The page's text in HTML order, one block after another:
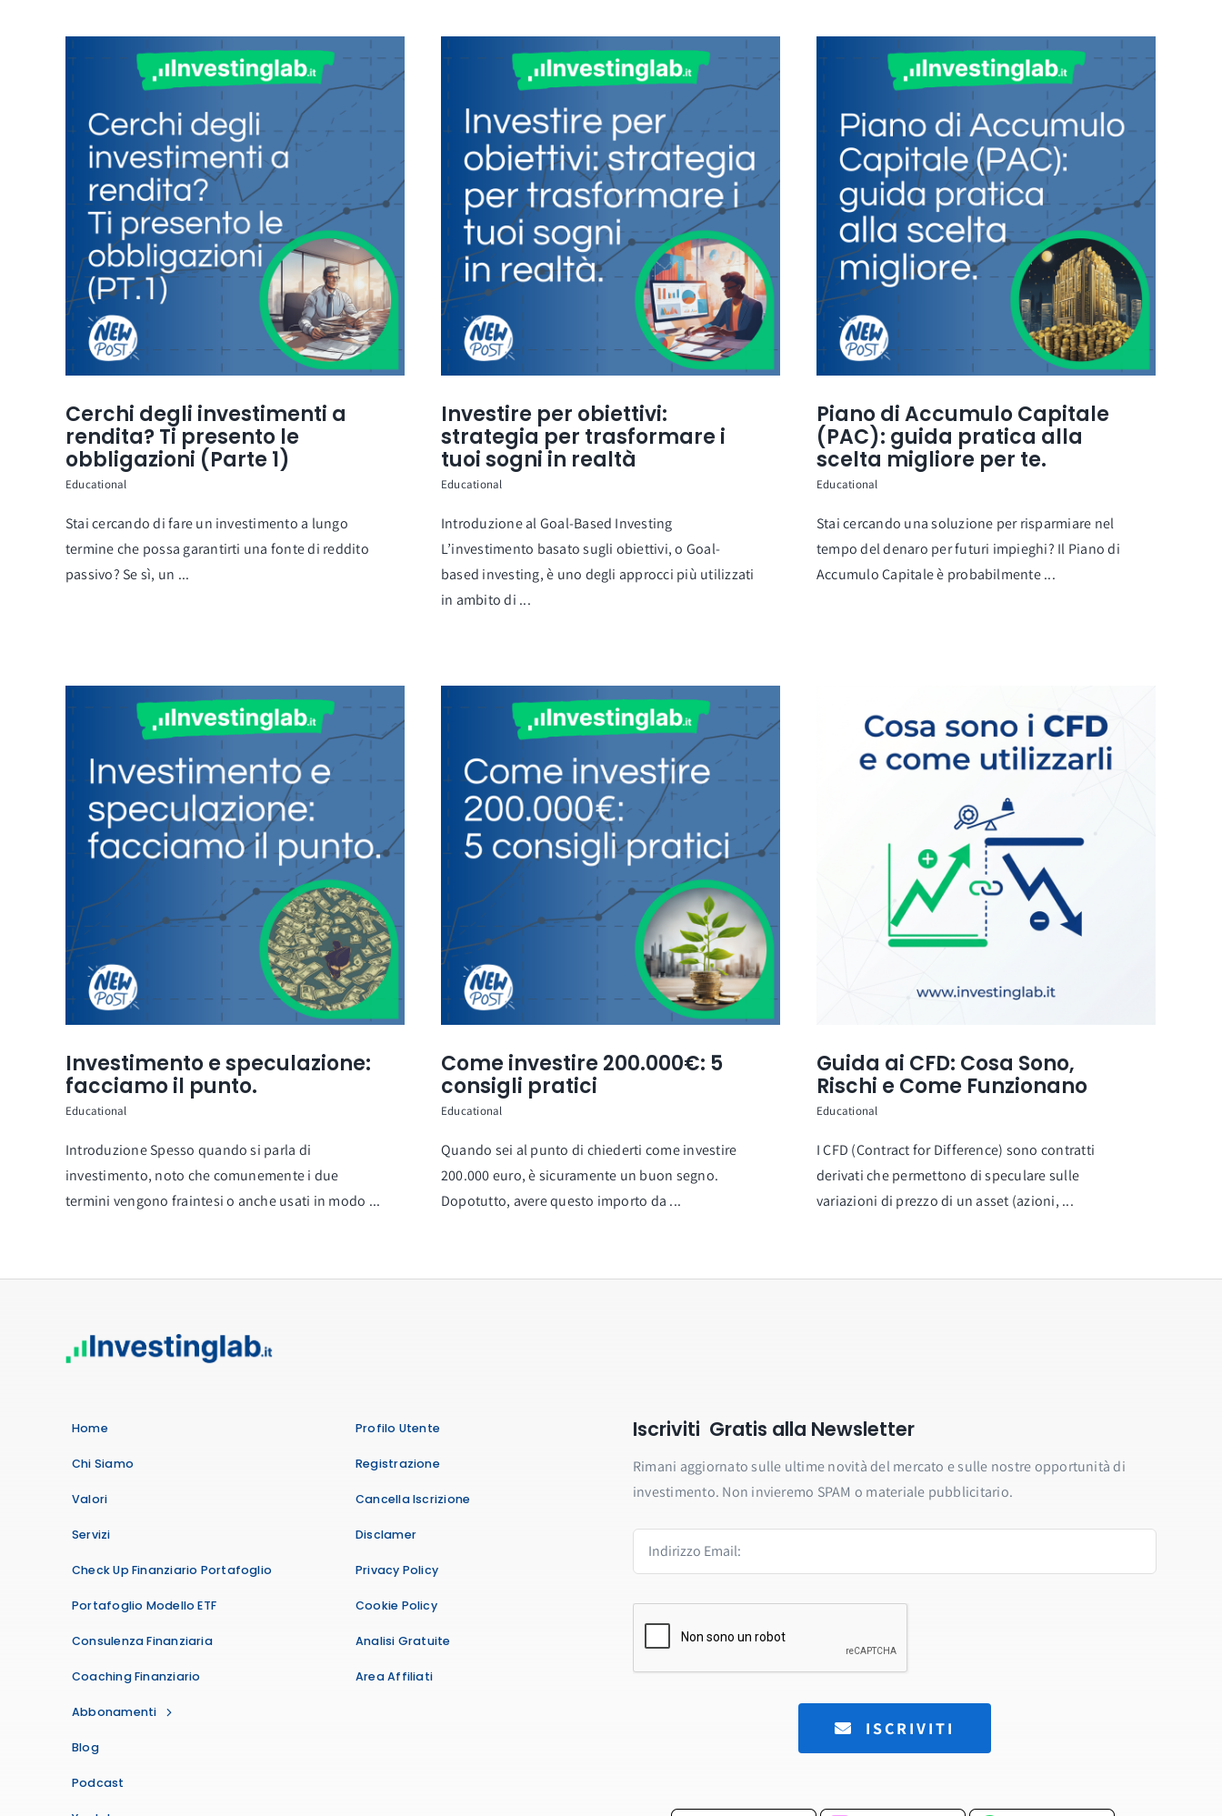
Cerchi degli investimenti a
rendita? Ti presento le
obbligazioni (Parte 1)
Educational
Stai cercando di fare un investimento a lungo
termine che possa garantirti una fonte di reddito
passivo? Se sì, un ...
Investire per obiettivi:
strategia per trasformare i
tuoi sogni in realtà
Educational
Introduzione al Goal-Based Investing
L’investimento basato sugli obiettivi, o Goal-
based investing, è uno degli approcci più utilizzati
in ambito di ...
Piano di Accumulo Capitale
(PAC): guida pratica alla
scelta migliore per te.
Educational
Stai cercando una soluzione per risparmiare nel
tempo del denaro per futuri impieghi? Il Piano di
Accumulo Capitale è probabilmente ...
Investimento e speculazione:
facciamo il punto.
Educational
Introduzione Spesso quando si parla di
investimento, noto che comunemente i due
termini vengono fraintesi o anche usati in modo ...
Come investire 200.000€: 5
consigli pratici
Educational
Quando sei al punto di chiederti come investire
200.000 euro, è sicuramente un buon segno.
Dopotutto, avere questo importo da ...
Guida ai CFD: Cosa Sono,
Rischi e Come Funzionano
Educational
I CFD (Contract for Difference) sono contratti
derivati che permettono di speculare sulle
variazioni di prezzo di un asset (azioni, ...
Home
Chi Siamo
Valori
Servizi
Check Up Finanziario Portafoglio
Portafoglio Modello ETF
Consulenza Finanziaria
Coaching Finanziario
Abbonamenti
Blog
Podcast
Profilo Utente
Registrazione
Cancella Iscrizione
Disclamer
Privacy Policy
Cookie Policy
Analisi Gratuite
Area Affiliati
Iscriviti Gratis alla Newsletter
Rimani aggiornato sulle ultime novità del mercato e sulle nostre opportunità di
investimento. Non invieremo SPAM o materiale pubblicitario.
ISCRIVITI